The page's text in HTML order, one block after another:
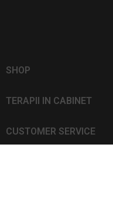
SHOP
TERAPII IN CABINET
CUSTOMER SERVICE